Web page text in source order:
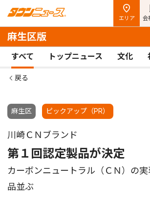
エリア 会
麻生区版
すべて トップニュース 文化
戻る
麻生区 ピックアップ（PR）
川崎ＣＮブランド
第１回認定製品が決定
カーボンニュートラル（ＣＮ）の
品並ぶ